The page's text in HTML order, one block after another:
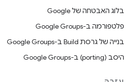
בלוג האבטחה של Google
פלטפורמה ב-Google Groups
בנייה של גרסת Build ב-Google Groups
היסב (porting) ב-Google Groups